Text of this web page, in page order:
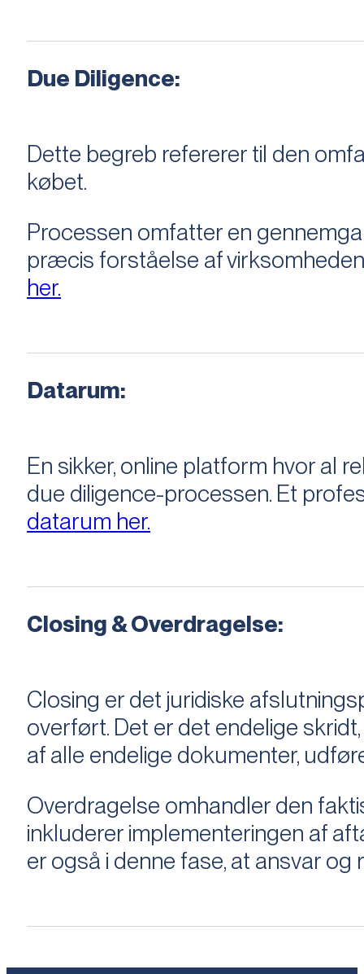
Due Diligence:
Dette begreb refererer til den
købet.
Processen omfatter en
præcis forståelse af
her.
Datarum:
En sikker, online platform hvor al
due diligence-processen. Et
datarum her.
Closing & Overdragelse:
Closing er det juridiske
overført. Det er det endelige
af alle endelige dokumenter,
Overdragelse omhandler den
inkluderer implementeringen af
er også i denne fase, at ansvar